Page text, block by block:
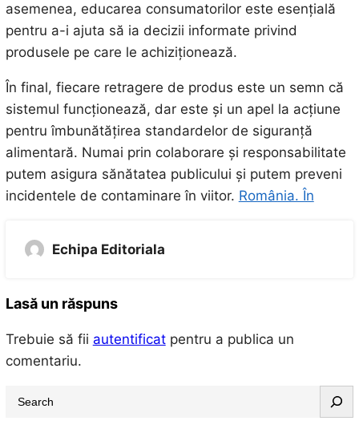
asemenea, educarea consumatorilor este esențială
pentru a-i ajuta să ia decizii informate privind
produsele pe care le achiziționează.
În final, fiecare retragere de produs este un semn că
sistemul funcționează, dar este și un apel la acțiune
pentru îmbunătățirea standardelor de siguranță
alimentară. Numai prin colaborare și responsabilitate
putem asigura sănătatea publicului și putem preveni
incidentele de contaminare în viitor. România. În
Echipa Editoriala
Lasă un răspuns
Trebuie să fii autentificatpentru a publica un
comentariu.